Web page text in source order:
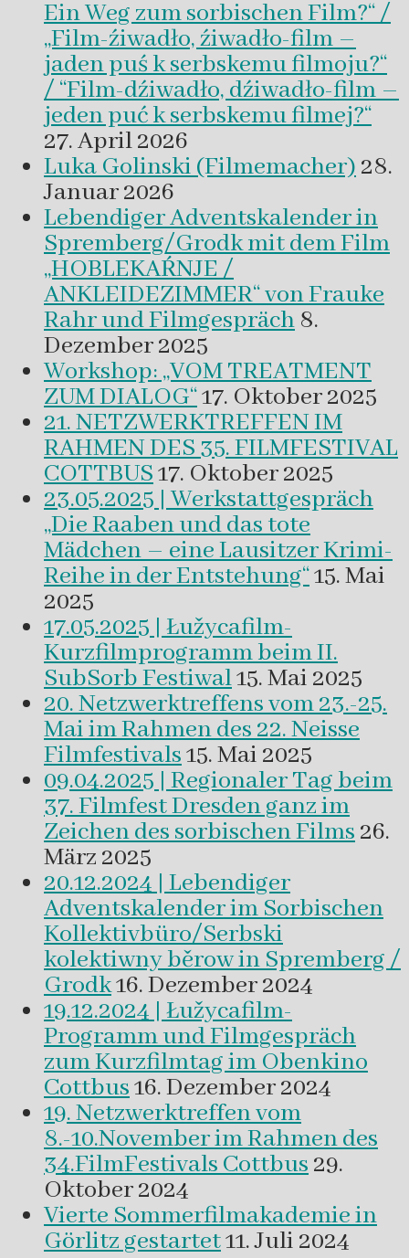
Ein Weg zum sorbischen Film?“ /
„Film-źiwadło, źiwadło-film –
jaden puś k serbskemu filmoju?“
/ “Film-dźiwadło, dźiwadło-film –
jeden puć k serbskemu filmej?“
27. April 2026
Luka Golinski (Filmemacher)28.
Januar 2026
Lebendiger Adventskalender in
Spremberg/Grodk mit dem Film
„HOBLEKAŔNJE /
ANKLEIDEZIMMER“ von Frauke
Rahr und Filmgespräch 8.
Dezember 2025
Workshop: „VOM TREATMENT
ZUM DIALOG“17. Oktober 2025
21. NETZWERKTREFFEN IM
RAHMEN DES 35. FILMFESTIVAL
COTTBUS17. Oktober 2025
23.05.2025 | Werkstattgespräch
„Die Raaben und das tote
Mädchen – eine Lausitzer Krimi-
Reihe in der Entstehung“15. Mai
2025
17.05.2025 | Łužycafilm-
Kurzfilmprogramm beim II.
SubSorb Festiwal15. Mai 2025
20. Netzwerktreffens vom 23.-25.
Mai im Rahmen des 22. Neisse
Filmfestivals15. Mai 2025
09.04.2025 | Regionaler Tag beim
37. Filmfest Dresden ganz im
Zeichen des sorbischen Films26.
März 2025
20.12.2024 | Lebendiger
Adventskalender im Sorbischen
Kollektivbüro/Serbski
kolektiwny běrow in Spremberg /
Grodk16. Dezember 2024
19.12.2024 | Łužycafilm-
Programm und Filmgespräch
zum Kurzfilmtag im Obenkino
Cottbus16. Dezember 2024
19. Netzwerktreffen vom
8.-10.November im Rahmen des
34.FilmFestivals Cottbus29.
Oktober 2024
Vierte Sommerfilmakademie in
Görlitz gestartet11. Juli 2024